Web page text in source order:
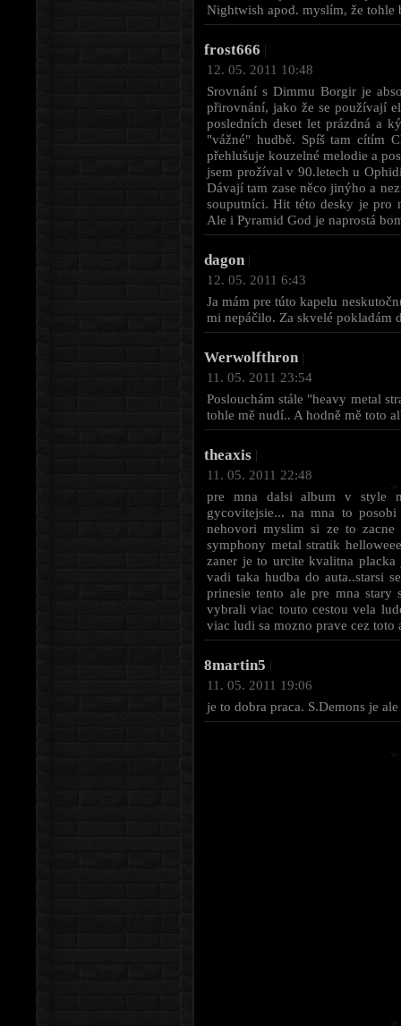
Nightwish apod. myslím, že tohle
frost666 |
12. 05. 2011 10:48
Srovnání s Dimmu Borgir je
přirovnání, jako že se používají
posledních deset let prázdná a
"vážné" hudbě. Spíš tam cítím
přehlušuje kouzelné melodie a
jsem prožíval v 90.letech u
Dávají tam zase něco jinýho a
souputníci. Hit této desky je pro
Ale i Pyramid God je naprostá
dagon |
12. 05. 2011 6:43
Ja mám pre túto kapelu
mi nepáčilo. Za skvelé
Werwolfthron |
11. 05. 2011 23:54
Poslouchám stále "heavy metal
tohle mě nudí.. A hodně mě toto
theaxis |
11. 05. 2011 22:48
pre mna dalsi album v style
gycovitejsie... na mna to
nehovori myslim si ze to
symphony metal stratik
zaner je to urcite kvalitna
vadi taka hudba do auta..starsi
prinesie tento ale pre mna stary
vybrali viac touto cestou vela
viac ludi sa mozno prave cez
8martin5 |
11. 05. 2011 19:06
je to dobra praca. S.Demons je